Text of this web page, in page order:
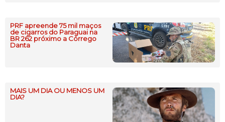
PRF apreende 75 mil maços
de cigarros do Paraguai na
BR 262 próximo a Córrego
Danta
MAIS UM DIA OU MENOS UM
DIA?